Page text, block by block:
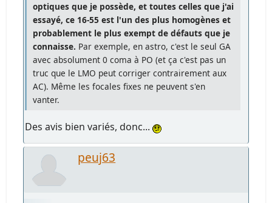
optiques que je possède, et toutes celles que j'ai
essayé, ce 16-55 est l'un des plus homogènes et
probablement le plus exempt de défauts que je
connaisse. Par exemple, en astro, c'est le seul GA
avec absolument 0 coma à PO (et ça c'est pas un
truc que le LMO peut corriger contrairement aux
AC). Même les focales fixes ne peuvent s'en
vanter.
Des avis bien variés, donc...
peuj63